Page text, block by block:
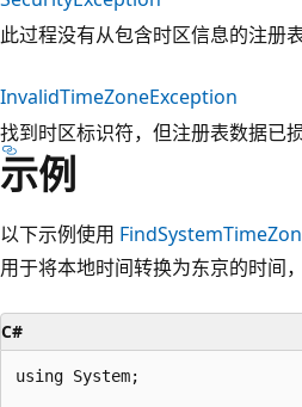
此过程没有从包含时区信息的注册
InvalidTimeZoneException
找到时区标识符，但注册表数据已损
示例
以下示例使用
用于将本地时间转换为东京的时间
C#
using System;